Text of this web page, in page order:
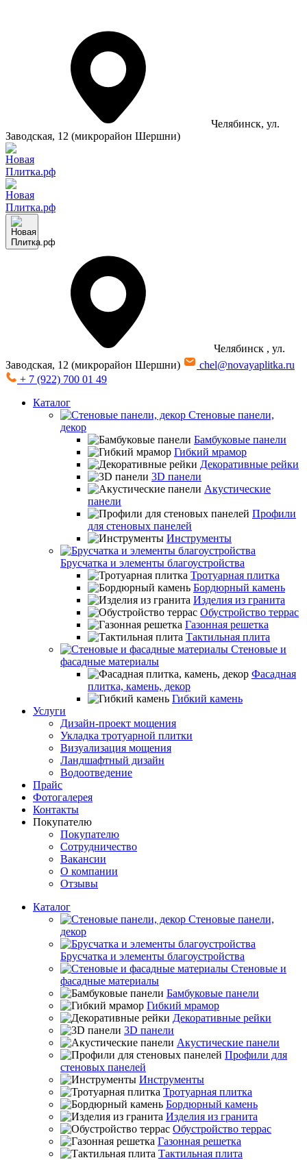
Челябинск, ул.
Заводская, 12 (микрорайон Шершни)
Челябинск , ул.
Заводская, 12 (микрорайон Шершни)
chel@novayaplitka.ru
+ 7 (922) 700 01 49
Каталог
Стеновые панели,
декор
Бамбуковые панели
Гибкий мрамор
Декоративные рейки
3D панели
Акустические
панели
Профили
для стеновых панелей
Инструменты
Брусчатка и элементы благоустройства
Тротуарная плитка
Бордюрный камень
Изделия из гранита
Обустройство террас
Газонная решетка
Тактильная плита
Стеновые и
фасадные материалы
Фасадная
плитка, камень, декор
Гибкий камень
Услуги
Дизайн-проект мощения
Укладка тротуарной плитки
Визуализация мощения
Ландшафтный дизайн
Водоотведение
Прайс
Фотогалерея
Контакты
Покупателю
Покупателю
Сотрудничество
Вакансии
О компании
Отзывы
Каталог
Стеновые панели,
декор
Брусчатка и элементы благоустройства
Стеновые и
фасадные материалы
Бамбуковые панели
Гибкий мрамор
Декоративные рейки
3D панели
Акустические панели
Профили для
стеновых панелей
Инструменты
Тротуарная плитка
Бордюрный камень
Изделия из гранита
Обустройство террас
Газонная решетка
Тактильная плита